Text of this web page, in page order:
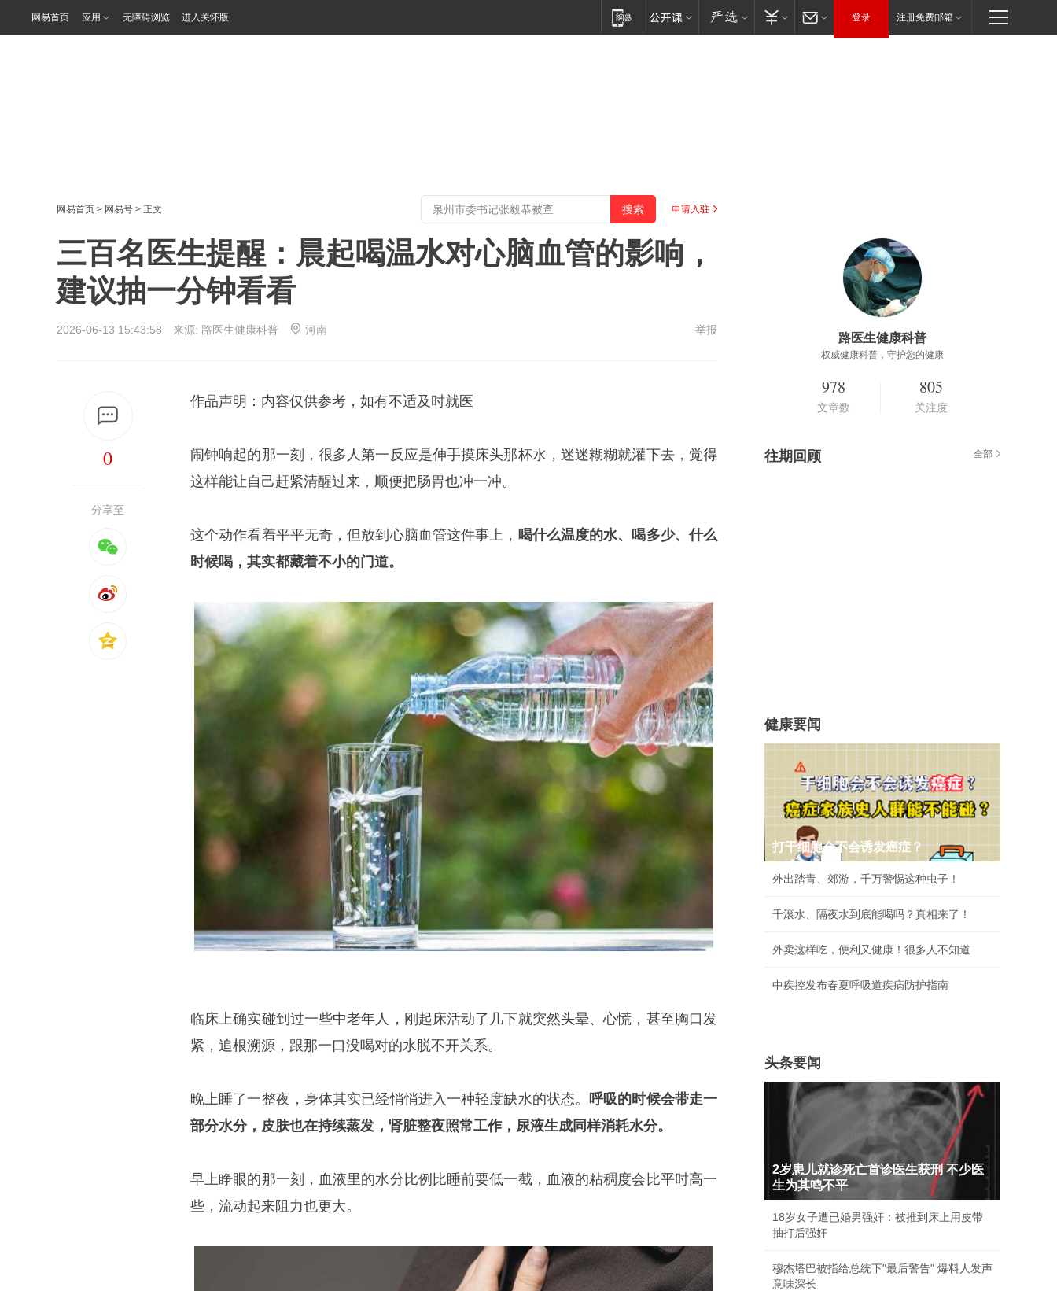
网易首页 应用 无障碍浏览 进入关怀版 登录 注册免费邮箱
网易首页 > 网易号 > 正文 申请入驻
三百名医生提醒：晨起喝温水对心脑血管的影响，
建议抽一分钟看看
2026-06-13 15:43:58 来源: 路医生健康科普 河南 举报
0
分享至
作品声明：内容仅供参考，如有不适及时就医
闹钟响起的那一刻，很多人第一反应是伸手摸床头那杯水，迷迷糊糊就灌下去，觉得
这样能让自己赶紧清醒过来，顺便把肠胃也冲一冲。
这个动作看着平平无奇，但放到心脑血管这件事上， 喝什么温度的水、喝多少、什么
时候喝，其实都藏着不小的门道。
临床上确实碰到过一些中老年人，刚起床活动了几下就突然头晕、心慌，甚至胸口发
紧，追根溯源，跟那一口没喝对的水脱不开关系。
晚上睡了一整夜，身体其实已经悄悄进入一种轻度缺水的状态。呼吸的时候会带走一
部分水分，皮肤也在持续蒸发，肾脏整夜照常工作，尿液生成同样消耗水分。
早上睁眼的那一刻，血液里的水分比例比睡前要低一截，血液的粘稠度会比平时高一
些，流动起来阻力也更大。
路医生健康科普
权威健康科普，守护您的健康
978
文章数
805
关注度
往期回顾 全部
健康要闻
打干细胞会不会诱发癌症？
外出踏青、郊游，千万警惕这种虫子！
千滚水、隔夜水到底能喝吗？真相来了！
外卖这样吃，便利又健康！很多人不知道
中疾控发布春夏呼吸道疾病防护指南
头条要闻
2岁患儿就诊死亡首诊医生获刑 不少医
生为其鸣不平
18岁女子遭已婚男强奸：被推到床上用皮带
抽打后强奸
穆杰塔巴被指给总统下"最后警告" 爆料人发声
意味深长